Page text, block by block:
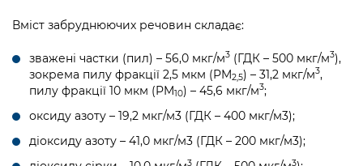
Вміст забруднюючих речовин складає:
зважені частки (пил) – 56,0 мкг/м3 (ГДК – 500 мкг/м3),
зокрема пилу фракції 2,5 мкм (PM2,5) – 31,2 мкг/м3,
пилу фракції 10 мкм (PM10) – 45,6 мкг/м3;
оксиду азоту – 19,2 мкг/м3 (ГДК – 400 мкг/м3);
діоксиду азоту – 41,0 мкг/м3 (ГДК – 200 мкг/м3);
3 3